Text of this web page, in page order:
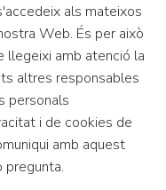
als mateixos
Web. És per això
llegeixi amb atenció la
altres responsables
personals
i de cookies de
amb aquest
pregunta.